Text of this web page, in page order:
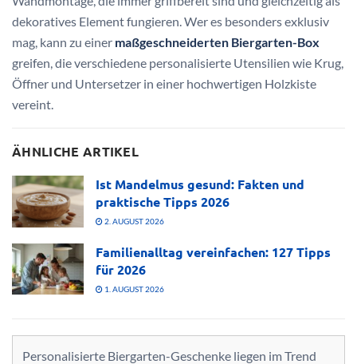
dekoratives Element fungieren. Wer es besonders exklusiv
mag, kann zu einer maßgeschneiderten Biergarten-Box
greifen, die verschiedene personalisierte Utensilien wie Krug,
Öffner und Untersetzer in einer hochwertigen Holzkiste
vereint.
ÄHNLICHE ARTIKEL
Ist Mandelmus gesund: Fakten und
praktische Tipps 2026
2. AUGUST 2026
Familienalltag vereinfachen: 127 Tipps
für 2026
1. AUGUST 2026
Personalisierte Biergarten-Geschenke liegen im Trend